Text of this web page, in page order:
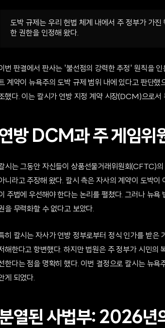
도박 규제는 우리 헌법 체계 내에서 주 정부가 가
한 권한을 인정해 왔다.
번 판결에서 판사는 '불선점의 강력한 추정' 원칙을
계약이 뉴욕주의 도박 규제 범위 내에 있다고 판단
했다. 이는 칼시가 연방 지정 계약 시장(DCM)으로서
방 DCM과 주 게임위
시는 그동안 자신들이 상품선물거래위원회(CFTC)
니라고 주장해 왔다. 칼시 측은 자사의 계약이 도박
주법에 우선해야 한다는 논리를 펼쳤다. 그러나 뉴욕
을 무력화할 수 없다고 보았다.
히 칼시는 자사가 연방 정부로부터 정식 인가를 받은
해한다고 항변했다. 하지만 법원은 주 정부가 시민의
한다는 점을 명확히 했다. 이번 결정으로 칼시는 뉴
게 되었다.
열된 사법부: 2026년